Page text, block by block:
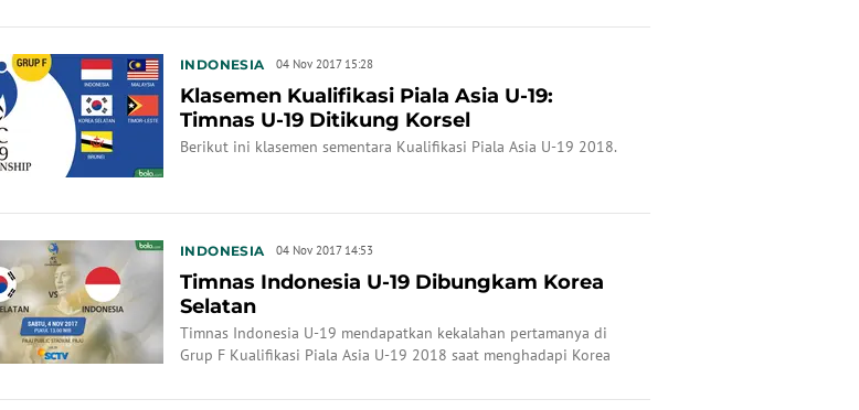
INDONESIA 04 Nov 2017 15:28
Klasemen Kualifikasi Piala Asia U-19:
Timnas U-19 Ditikung Korsel
Berikut ini klasemen sementara Kualifikasi Piala Asia U-19 2018.
INDONESIA 04 Nov 2017 14:53
Timnas Indonesia U-19 Dibungkam Korea
Selatan
Timnas Indonesia U-19 mendapatkan kekalahan pertamanya di
Grup F Kualifikasi Piala Asia U-19 2018 saat menghadapi Korea